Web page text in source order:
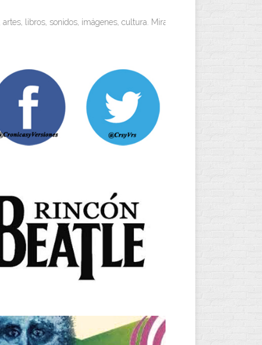
sonidos, imágenes, cultura. Miradas objetivas y visiones personales.